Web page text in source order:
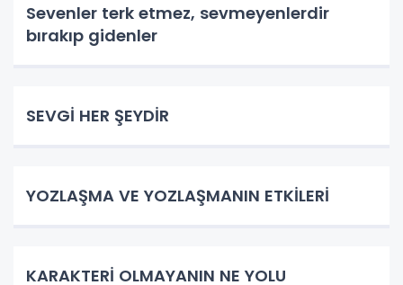
Sevenler terk etmez, sevmeyenlerdir
bırakıp gidenler
SEVGİ HER ŞEYDİR
YOZLAŞMA VE YOZLAŞMANIN ETKİLERİ
KARAKTERİ OLMAYANIN NE YOLU